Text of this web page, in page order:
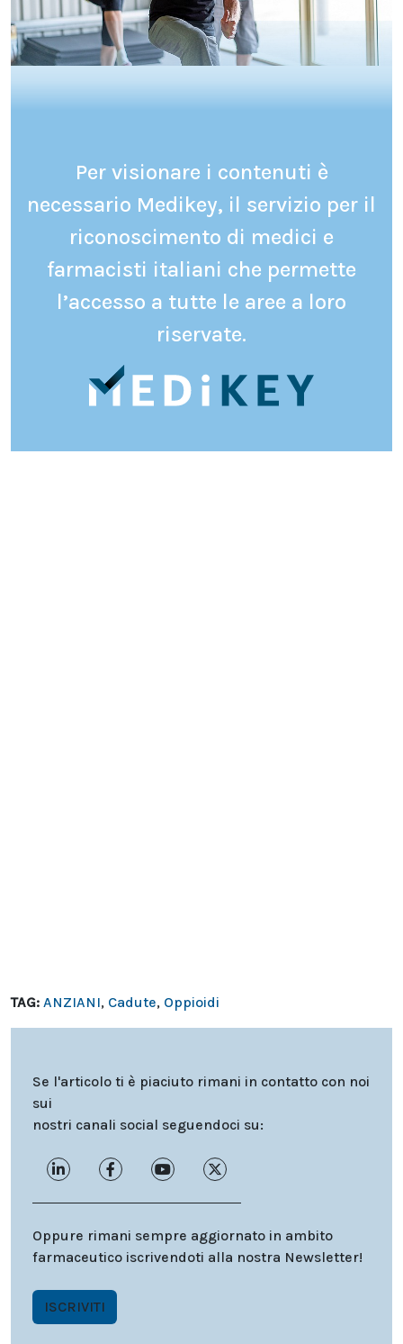
Per visionare i contenuti è
necessario Medikey, il servizio per il
riconoscimento di medici e
farmacisti italiani che permette
l’accesso a tutte le aree a loro
riservate.
TAG: ANZIANI, Cadute, Oppioidi
Se l'articolo ti è piaciuto rimani in contatto con noi
sui
nostri canali social seguendoci su:
Oppure rimani sempre aggiornato in ambito
farmaceutico iscrivendoti alla nostra Newsletter!
ISCRIVITI